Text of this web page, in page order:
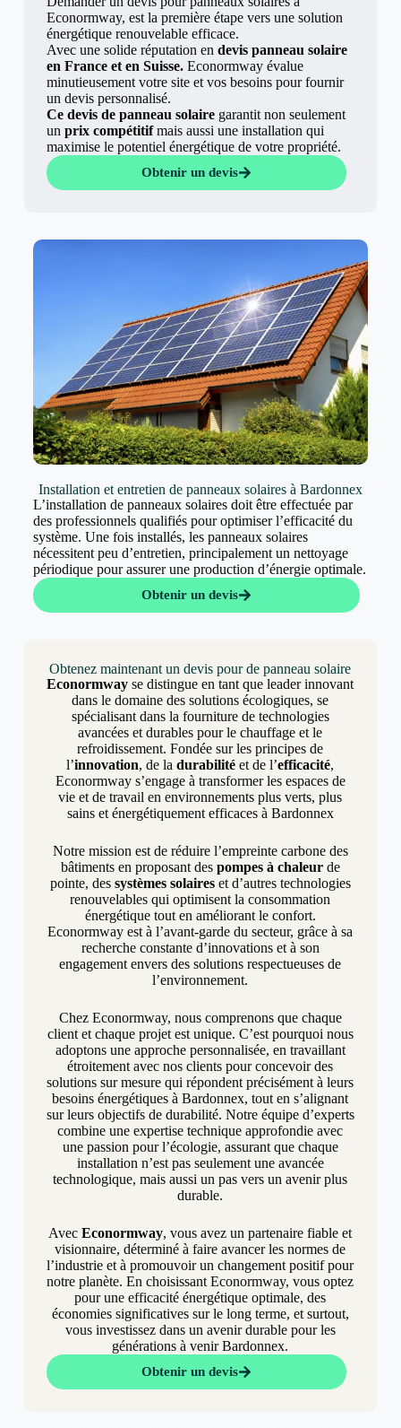
Econormway, est la première étape vers une solution
énergétique renouvelable efficace.
Avec une solide réputation en devis panneau solaire
en France et en Suisse.Econormway évalue
minutieusement votre site et vos besoins pour fournir
un devis personnalisé.
Ce devis de panneau solairegarantit non seulement
un prix compétitifmais aussi une installation qui
maximise le potentiel énergétique de votre propriété.
Obtenir un devis
Installation et entretien de panneaux solaires à Bardonnex
L’installation de panneaux solaires doit être effectuée par
des professionnels qualifiés pour optimiser l’efficacité du
système. Une fois installés, les panneaux solaires
nécessitent peu d’entretien, principalement un nettoyage
périodique pour assurer une production d’énergie optimale.
Obtenir un devis
Obtenez maintenant un devis pour de panneau solaire
Econormway se distingue en tant que leader innovant
dans le domaine des solutions écologiques, se
spécialisant dans la fourniture de technologies
avancées et durables pour le chauffage et le
refroidissement. Fondée sur les principes de
l’innovation, de ladurabilité et de l’efficacité,
Econormway s’engage à transformer les espaces de
vie et de travail en environnements plus verts, plus
sains et énergétiquement efficaces à Bardonnex
Notre mission est de réduire l’empreinte carbone des
bâtiments en proposant des pompes à chaleurde
pointe, des systèmes solaireset d’autres technologies
renouvelables qui optimisent la consommation
énergétique tout en améliorant le confort.
Econormway est à l’avant-garde du secteur, grâce à sa
recherche constante d’innovations et à son
engagement envers des solutions respectueuses de
l’environnement.
Chez Econormway, nous comprenons que chaque
client et chaque projet est unique. C’est pourquoi nous
adoptons une approche personnalisée, en travaillant
étroitement avec nos clients pour concevoir des
solutions sur mesure qui répondent précisément à leurs
besoins énergétiques à Bardonnex, tout en s’alignant
sur leurs objectifs de durabilité. Notre équipe d’experts
combine une expertise technique approfondie avec
une passion pour l’écologie, assurant que chaque
installation n’est pas seulement une avancée
technologique, mais aussi un pas vers un avenir plus
durable.
AvecEconormway, vous avez un partenaire fiable et
visionnaire, déterminé à faire avancer les normes de
l’industrie et à promouvoir un changement positif pour
notre planète. En choisissant Econormway, vous optez
pour une efficacité énergétique optimale, des
économies significatives sur le long terme, et surtout,
vous investissez dans un avenir durable pour les
générations à venir Bardonnex.
Obtenir un devis